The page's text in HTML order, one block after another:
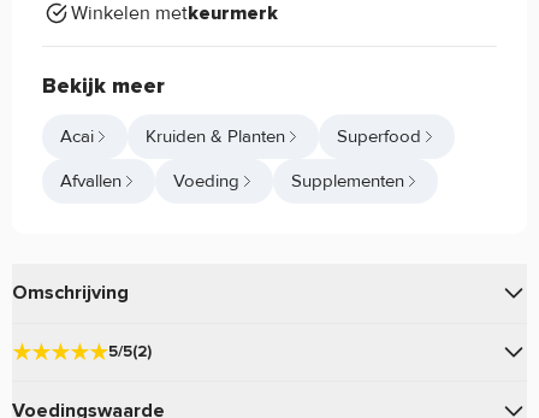
Winkelen metkeurmerk
Bekijk meer
Acai Kruiden & Planten Superfood
Afvallen Voeding Supplementen
Omschrijving
Acai 1000mgvan bevat het tropische fruit Acai.
Acai 1000mg Haya Labs eigenschappen:
5/5(2)
Voedingswaarde